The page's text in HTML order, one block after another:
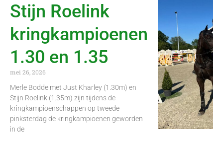
Stijn Roelink
kringkampioenen
1.30 en 1.35
mei 26, 2026
Merle Bodde met Just Kharley (1.30m) en
Stijn Roelink (1.35m) zijn tijdens de
kringkampioenschappen op tweede
pinksterdag de kringkampioenen geworden
in de